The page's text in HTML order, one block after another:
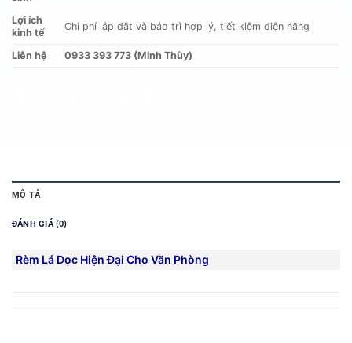
Lợi ích
kinh tế
Chi phí lắp đặt và bảo trì hợp lý, tiết kiệm điện năng
Liên hệ 0933 393 773 (Minh Thùy)
MÔ TẢ
ĐÁNH GIÁ (0)
Rèm Lá Dọc Hiện Đại Cho Văn Phòng